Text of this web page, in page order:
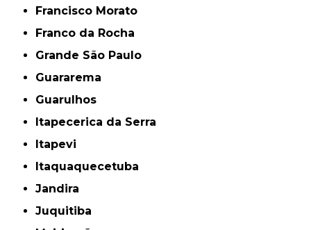
Francisco Morato
Franco da Rocha
Grande São Paulo
Guararema
Guarulhos
Itapecerica da Serra
Itapevi
Itaquaquecetuba
Jandira
Juquitiba